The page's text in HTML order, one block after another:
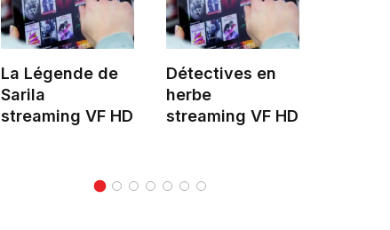
La Légende de
Sarila
streaming VF HD
Détectives en
herbe
streaming VF HD